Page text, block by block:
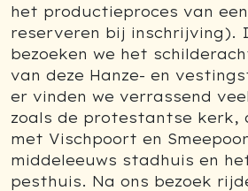
het productieproces van
reserveren bij inschrijving).
bezoeken we het
van deze Hanze- en
er vinden we verrassend
zoals de protestantse kerk,
met Vischpoort en
middeleeuws stadhuis en
pesthuis. Na ons bezoek